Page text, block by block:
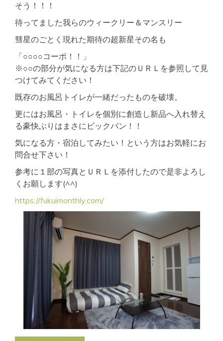
そう！！！
待ってました我らのウィークリー＆マンスリー
彗星のごとく現れた期待の超新星その名も
「○○○○コーポ！！」
※○○の部分が気になる方は下記のＵＲＬを参照して見
つけてみてください！
既存のお風呂トイレが一緒だったものを破壊。
更にはお風呂・トイレを個別に創造し新品へ入れ替え
る豪快ぶりはまさにビックバン！！
気になる方・宿泊してみたい！という方はお気軽にお
問合せ下さい！
参考に１部の写真とＵＲＬを添付したので是非よろし
くお願します(^^)
https://fukuimonthly.com/